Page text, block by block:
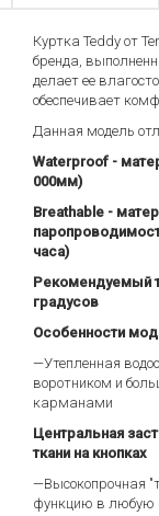
Куртка Teddy от
бренда,
делает ее
обеспечивает
Данная модель
Waterproof -
000мм)
Breathable -
часа)
Рекомендуемый
градусов
Особенности
—Утепленная
воротником и
карманами
Центральная
ткани на кнопках
—Высокопрочная
функцию в любую